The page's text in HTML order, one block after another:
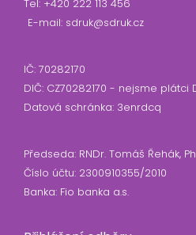
Tel: +420 222 113 456
E-mail: sdruk@sdruk.cz
IČ: 70282170
DIČ: CZ70282170 - nejsme plátci
Datová schránka: 3enrdcq
Předseda: RNDr. Tomáš Řehák,
Číslo účtu: 2300910355/2010
Banka: Fio banka a.s.